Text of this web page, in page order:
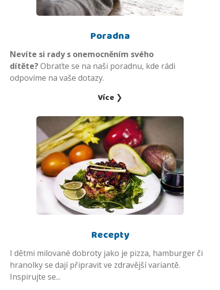
Poradna
Nevíte si rady s onemocněním svého
dítěte?Obraťte se na naši poradnu, kde rádi
odpovíme na vaše dotazy.
Více ❯
Recepty
I dětmi milované dobroty jako je pizza, hamburger či
hranolky se dají připravit ve zdravější variantě.
Inspirujte se...